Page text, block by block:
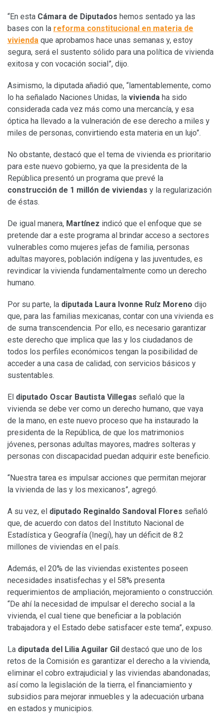
“En esta Cámara de Diputados hemos sentado ya las
bases con la reforma constitucional en materia de
vivienda que aprobamos hace unas semanas y, estoy
segura, será el sustento sólido para una política de vivienda
exitosa y con vocación social”, dijo.
Asimismo, la diputada añadió que, “lamentablemente, como
lo ha señalado Naciones Unidas, la vivienda ha sido
considerada cada vez más como una mercancía, y esa
óptica ha llevado a la vulneración de ese derecho a miles y
miles de personas, convirtiendo esta materia en un lujo”.
No obstante, destacó que el tema de vivienda es prioritario
para este nuevo gobierno, ya que la presidenta de la
República presentó un programa que prevé la
construcción de 1 millón de viviendas y la regularización
de éstas.
De igual manera, Martínez indicó que el enfoque que se
pretende dar a este programa al brindar acceso a sectores
vulnerables como mujeres jefas de familia, personas
adultas mayores, población indígena y las juventudes, es
revindicar la vivienda fundamentalmente como un derecho
humano.
Por su parte, la diputada Laura Ivonne Ruíz Moreno dijo
que, para las familias mexicanas, contar con una vivienda es
de suma transcendencia. Por ello, es necesario garantizar
este derecho que implica que las y los ciudadanos de
todos los perfiles económicos tengan la posibilidad de
acceder a una casa de calidad, con servicios básicos y
sustentables.
El diputado Oscar Bautista Villegas señaló que la
vivienda se debe ver como un derecho humano, que vaya
de la mano, en este nuevo proceso que ha instaurado la
presidenta de la República, de que los matrimonios
jóvenes, personas adultas mayores, madres solteras y
personas con discapacidad puedan adquirir este beneficio.
“Nuestra tarea es impulsar acciones que permitan mejorar
la vivienda de las y los mexicanos”, agregó.
A su vez, el diputado Reginaldo Sandoval Flores señaló
que, de acuerdo con datos del Instituto Nacional de
Estadística y Geografía (Inegi), hay un déficit de 8.2
millones de viviendas en el país.
Además, el 20% de las viviendas existentes poseen
necesidades insatisfechas y el 58% presenta
requerimientos de ampliación, mejoramiento o construcción.
“De ahí la necesidad de impulsar el derecho social a la
vivienda, el cual tiene que beneficiar a la población
trabajadora y el Estado debe satisfacer este tema”, expuso.
La diputada del Lilia Aguilar Gil destacó que uno de los
retos de la Comisión es garantizar el derecho a la vivienda,
eliminar el cobro extrajudicial y las viviendas abandonadas;
así como la legislación de la tierra, el financiamiento y
subsidios para mejorar inmuebles y la adecuación urbana
en estados y municipios.